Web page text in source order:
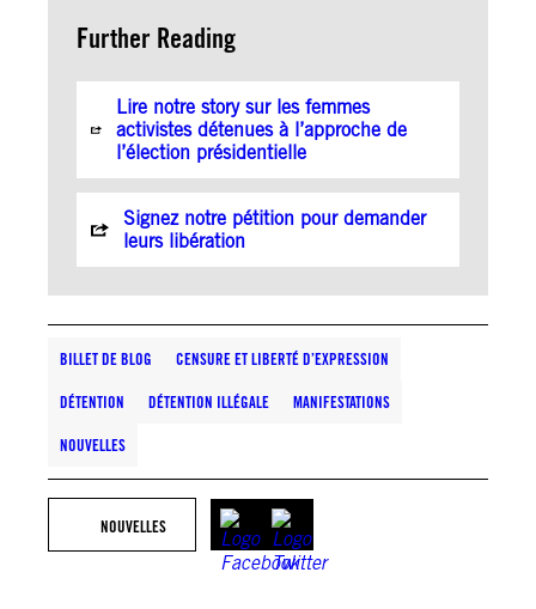
Further Reading
Lire notre story sur les femmes
activistes détenues à l’approche de
l’élection présidentielle
Signez notre pétition pour demander
leurs libération
BILLET DE BLOG CENSURE ET LIBERTÉ D’EXPRESSION
DÉTENTION DÉTENTION ILLÉGALE MANIFESTATIONS
NOUVELLES
NOUVELLES